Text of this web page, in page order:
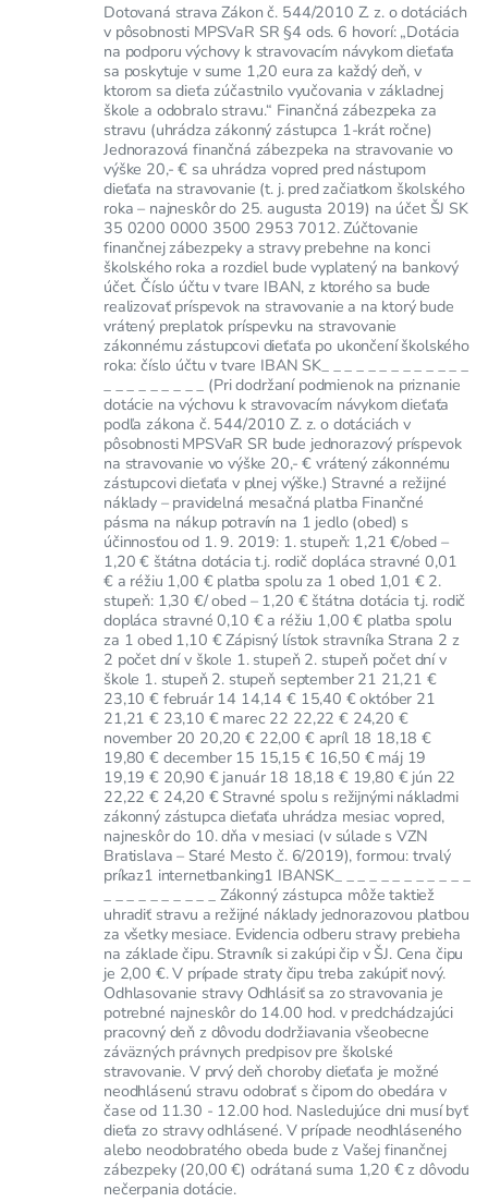
Dotovaná strava Zákon č. 544/2010 Z. z. o dotáciách
v pôsobnosti MPSVaR SR §4 ods. 6 hovorí: „Dotácia
na podporu výchovy k stravovacím návykom dieťaťa
sa poskytuje v sume 1,20 eura za každý deň, v
ktorom sa dieťa zúčastnilo vyučovania v základnej
škole a odobralo stravu.“ Finančná zábezpeka za
stravu (uhrádza zákonný zástupca 1-krát ročne)
Jednorazová finančná zábezpeka na stravovanie vo
výške 20,- € sa uhrádza vopred pred nástupom
dieťaťa na stravovanie (t. j. pred začiatkom školského
roka – najneskôr do 25. augusta 2019) na účet ŠJ SK
35 0200 0000 3500 2953 7012. Zúčtovanie
finančnej zábezpeky a stravy prebehne na konci
školského roka a rozdiel bude vyplatený na bankový
účet. Číslo účtu v tvare IBAN, z ktorého sa bude
realizovať príspevok na stravovanie a na ktorý bude
vrátený preplatok príspevku na stravovanie
zákonnému zástupcovi dieťaťa po ukončení školského
roka: číslo účtu v tvare IBAN SK_ _ _ _ _ _ _ _ _ _ _ _ _
_ _ _ _ _ _ _ _ _ (Pri dodržaní podmienok na priznanie
dotácie na výchovu k stravovacím návykom dieťaťa
podľa zákona č. 544/2010 Z. z. o dotáciách v
pôsobnosti MPSVaR SR bude jednorazový príspevok
na stravovanie vo výške 20,- € vrátený zákonnému
zástupcovi dieťaťa v plnej výške.) Stravné a režijné
náklady – pravidelná mesačná platba Finančné
pásma na nákup potravín na 1 jedlo (obed) s
účinnosťou od 1. 9. 2019: 1. stupeň: 1,21 €/obed –
1,20 € štátna dotácia t.j. rodič dopláca stravné 0,01
€ a réžiu 1,00 € platba spolu za 1 obed 1,01 € 2.
stupeň: 1,30 €/ obed – 1,20 € štátna dotácia t.j. rodič
dopláca stravné 0,10 € a réžiu 1,00 € platba spolu
za 1 obed 1,10 € Zápisný lístok stravníka Strana 2 z
2 počet dní v škole 1. stupeň 2. stupeň počet dní v
škole 1. stupeň 2. stupeň september 21 21,21 €
23,10 € február 14 14,14 € 15,40 € október 21
21,21 € 23,10 € marec 22 22,22 € 24,20 €
november 20 20,20 € 22,00 € apríl 18 18,18 €
19,80 € december 15 15,15 € 16,50 € máj 19
19,19 € 20,90 € január 18 18,18 € 19,80 € jún 22
22,22 € 24,20 € Stravné spolu s režijnými nákladmi
zákonný zástupca dieťaťa uhrádza mesiac vopred,
najneskôr do 10. dňa v mesiaci (v súlade s VZN
Bratislava – Staré Mesto č. 6/2019), formou: trvalý
príkaz1 internetbanking1 IBANSK_ _ _ _ _ _ _ _ _ _ _ _
_ _ _ _ _ _ _ _ _ _ Zákonný zástupca môže taktiež
uhradiť stravu a režijné náklady jednorazovou platbou
za všetky mesiace. Evidencia odberu stravy prebieha
na základe čipu. Stravník si zakúpi čip v ŠJ. Cena čipu
je 2,00 €. V prípade straty čipu treba zakúpiť nový.
Odhlasovanie stravy Odhlásiť sa zo stravovania je
potrebné najneskôr do 14.00 hod. v predchádzajúci
pracovný deň z dôvodu dodržiavania všeobecne
záväzných právnych predpisov pre školské
stravovanie. V prvý deň choroby dieťaťa je možné
neodhlásenú stravu odobrať s čipom do obedára v
čase od 11.30 - 12.00 hod. Nasledujúce dni musí byť
dieťa zo stravy odhlásené. V prípade neodhláseného
alebo neodobratého obeda bude z Vašej finančnej
zábezpeky (20,00 €) odrátaná suma 1,20 € z dôvodu
nečerpania dotácie.